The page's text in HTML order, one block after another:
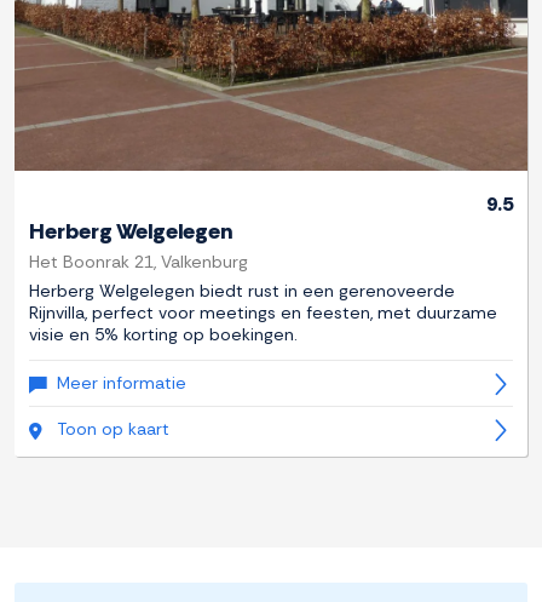
9.5
Herberg Welgelegen
Het Boonrak 21, Valkenburg
Herberg Welgelegen biedt rust in een gerenoveerde
Rijnvilla, perfect voor meetings en feesten, met duurzame
visie en 5% korting op boekingen.
Meer informatie
Toon op kaart